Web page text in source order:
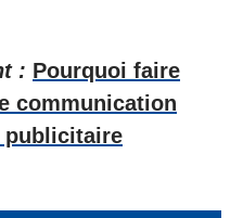
: Pourquoi faire
communication
publicitaire